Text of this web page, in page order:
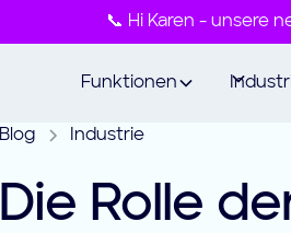
📞 Hi Karen - unsere
Funktionen
Blog Industrie
Die Rolle